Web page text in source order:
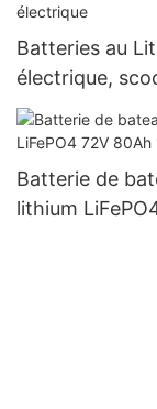
Batteries au
électrique,
Batterie de
lithium